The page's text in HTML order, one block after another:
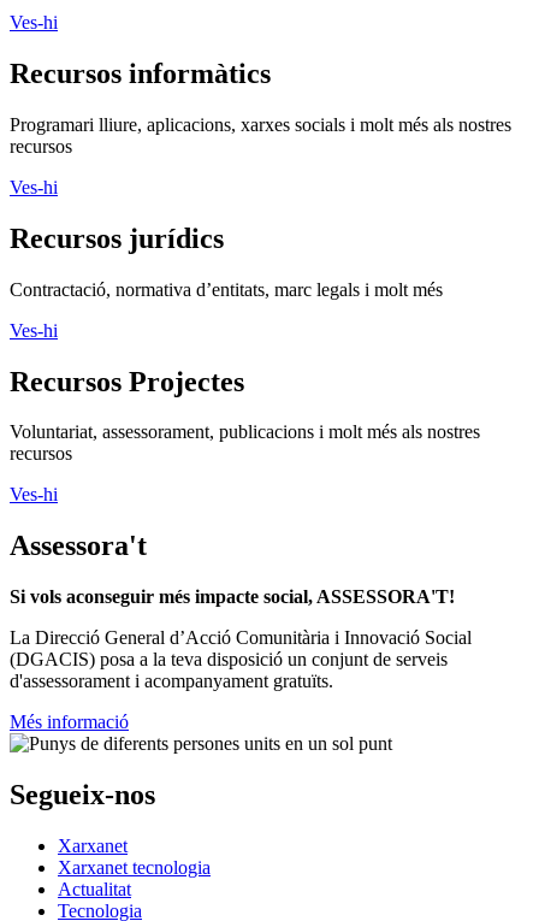
Ves-hi
Recursos informàtics
Programari lliure, aplicacions, xarxes socials i molt més als nostres
recursos
Ves-hi
Recursos jurídics
Contractació, normativa d’entitats, marc legals i molt més
Ves-hi
Recursos Projectes
Voluntariat, assessorament, publicacions i molt més als nostres
recursos
Ves-hi
Assessora't
Si vols aconseguir més impacte social, ASSESSORA'T!
La Direcció General d’Acció Comunitària i Innovació Social
(DGACIS) posa a la teva disposició un conjunt de serveis
d'assessorament i acompanyament gratuïts.
Més informació
Segueix-nos
Xarxanet
Xarxanet tecnologia
Actualitat
Tecnologia